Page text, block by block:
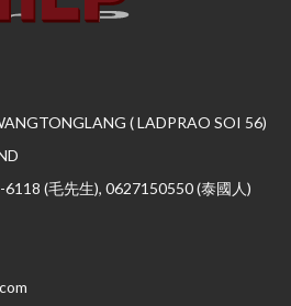
( LADPRAO SOI 56)
(毛先生), 0627150550 (泰國人)